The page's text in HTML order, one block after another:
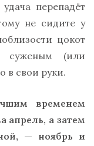
перепадёт
не сидите у
цокот
суженым (или
в свои руки.
временем
апрель, а затем
— ноябрь и